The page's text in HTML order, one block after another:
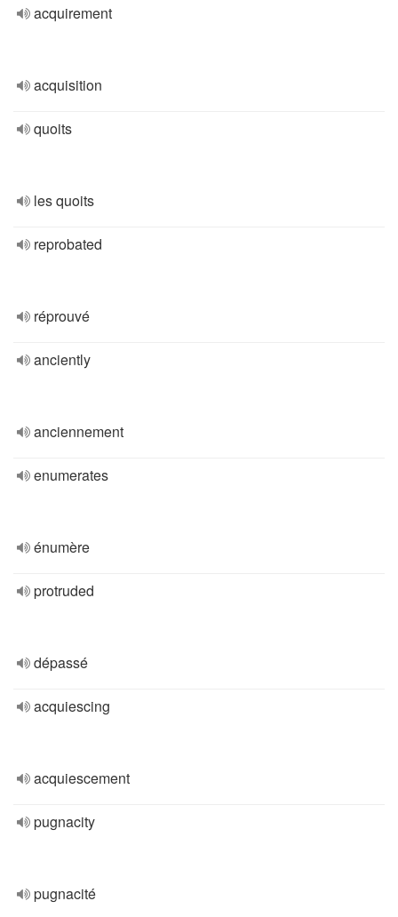
acquirement
acquisition
quoits
les quoits
reprobated
réprouvé
anciently
anciennement
enumerates
énumère
protruded
dépassé
acquiescing
acquiescement
pugnacity
pugnacité